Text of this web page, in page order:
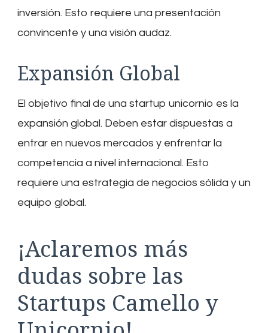
inversión. Esto requiere una presentación
convincente y una visión audaz.
Expansión Global
El objetivo final de una startup unicornio es la
expansión global. Deben estar dispuestas a
entrar en nuevos mercados y enfrentar la
competencia a nivel internacional. Esto
requiere una estrategia de negocios sólida y un
equipo global.
¡Aclaremos más
dudas sobre las
Startups Camello y